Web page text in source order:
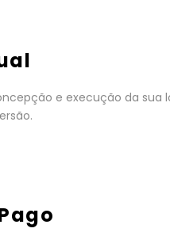
e execução da sua